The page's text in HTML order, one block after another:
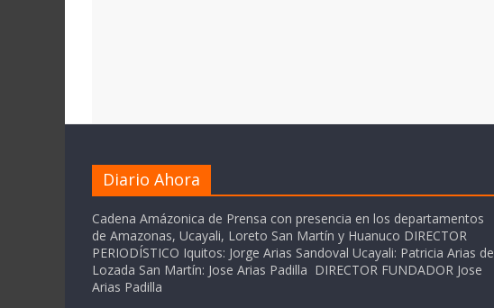
Diario Ahora
Cadena Amázonica de Prensa con presencia en los departamentos
de Amazonas, Ucayali, Loreto San Martín y Huanuco DIRECTOR
PERIODÍSTICO Iquitos: Jorge Arias Sandoval Ucayali: Patricia Arias de
Lozada San Martín: Jose Arias Padilla DIRECTOR FUNDADOR Jose
Arias Padilla